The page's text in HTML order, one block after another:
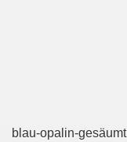
blau-opalin-gesäumt